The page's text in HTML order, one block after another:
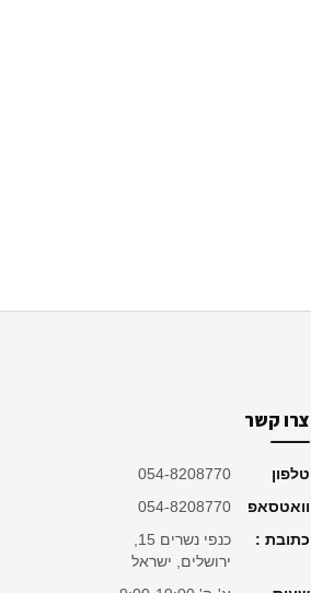
צרו קשר
טלפון
054-8208770
וואטסאפ
054-8208770
כתובת :
ירושלים, ישראל